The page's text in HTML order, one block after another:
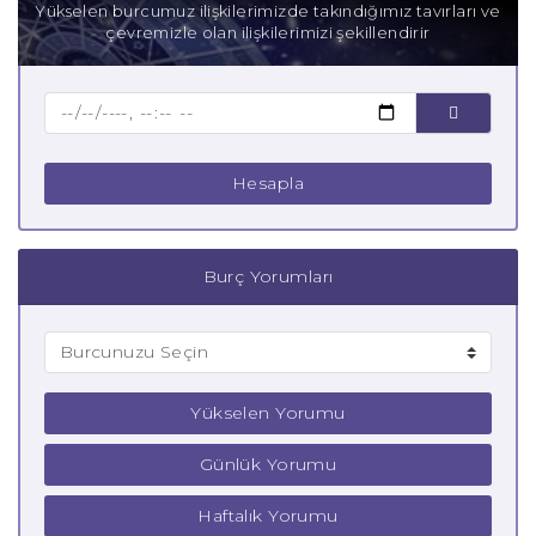
Baba Kova Burcu
Yükselen burcumuz ilişkilerimizde takındığımız tavırları ve
çevremizle olan ilişkilerimizi şekillendirir
Hesapla
Burç Yorumları
Yükselen Yorumu
Günlük Yorumu
Haftalık Yorumu